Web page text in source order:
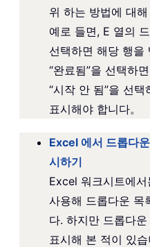
위 하는 방법에 대
예로 들면, E 열의
선택하면 해당 행을
“완료됨”을 선택하
“시작 안 됨”을 선
표시해야 합니다。
Excel 에서 드롭다
시하기
Excel 워크시트에
사용해 드롭다운 목
다. 하지만 드롭다
표시해 본 적이 있